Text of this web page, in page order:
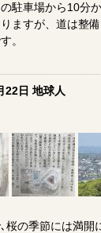
駐車場から10分
ますが、道は整
。
22日 地球人
桜の季節には満開